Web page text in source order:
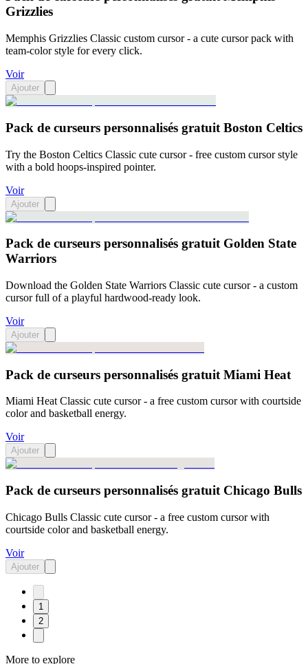
Grizzlies
Memphis Grizzlies Classic custom cursor - a cute cursor pack with
team-color style for every click.
Voir
Ajouter
Pack de curseurs personnalisés gratuit Boston Celtics
Try the Boston Celtics Classic cute cursor - free custom cursor style
with a bold hoops-inspired pointer.
Voir
Ajouter
Pack de curseurs personnalisés gratuit Golden State
Warriors
Download the Golden State Warriors Classic cute cursor - a custom
cursor full of a playful hardwood-ready look.
Voir
Ajouter
Pack de curseurs personnalisés gratuit Miami Heat
Miami Heat Classic cute cursor - a free custom cursor with courtside
color and basketball energy.
Voir
Ajouter
Pack de curseurs personnalisés gratuit Chicago Bulls
Chicago Bulls Classic cute cursor - a free custom cursor with
courtside color and basketball energy.
Voir
Ajouter
1
2
More to explore